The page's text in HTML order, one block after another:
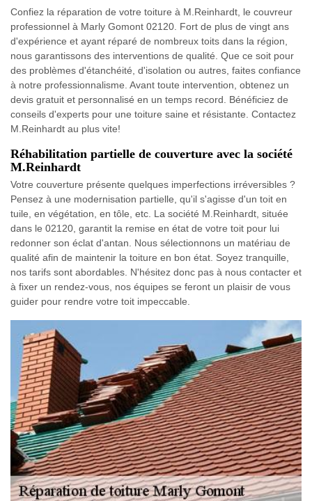
Confiez la réparation de votre toiture à M.Reinhardt, le couvreur
professionnel à Marly Gomont 02120. Fort de plus de vingt ans
d'expérience et ayant réparé de nombreux toits dans la région,
nous garantissons des interventions de qualité. Que ce soit pour
des problèmes d'étanchéité, d'isolation ou autres, faites confiance
à notre professionnalisme. Avant toute intervention, obtenez un
devis gratuit et personnalisé en un temps record. Bénéficiez de
conseils d'experts pour une toiture saine et résistante. Contactez
M.Reinhardt au plus vite!
Réhabilitation partielle de couverture avec la société
M.Reinhardt
Votre couverture présente quelques imperfections irréversibles ?
Pensez à une modernisation partielle, qu'il s'agisse d'un toit en
tuile, en végétation, en tôle, etc. La société M.Reinhardt, située
dans le 02120, garantit la remise en état de votre toit pour lui
redonner son éclat d'antan. Nous sélectionnons un matériau de
qualité afin de maintenir la toiture en bon état. Soyez tranquille,
nos tarifs sont abordables. N'hésitez donc pas à nous contacter et
à fixer un rendez-vous, nos équipes se feront un plaisir de vous
guider pour rendre votre toit impeccable.